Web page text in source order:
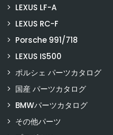
LEXUS LF-A
LEXUS RC-F
Porsche 991/718
LEXUS IS500
ポルシェ パーツカタログ
国産 パーツカタログ
BMWパーツカタログ
その他パーツ